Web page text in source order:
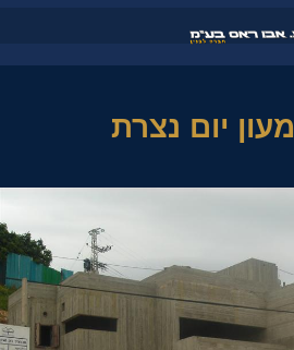
מעון יום נצרת